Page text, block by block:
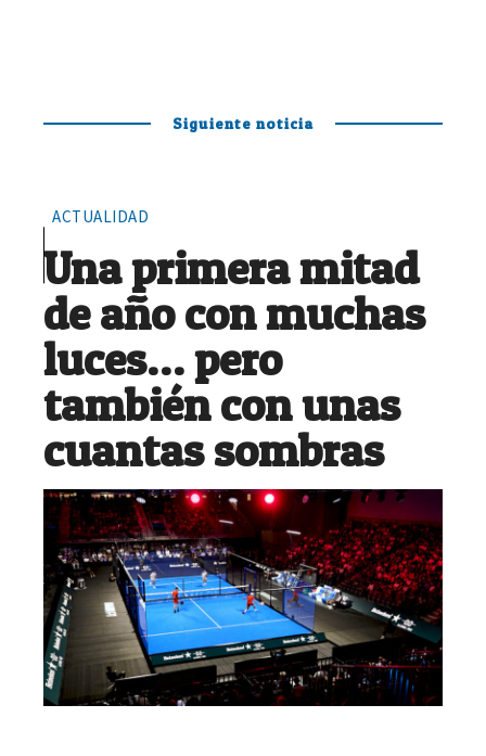
Siguiente noticia
ACTUALIDAD
Una primera mitad
de año con muchas
luces… pero
también con unas
cuantas sombras